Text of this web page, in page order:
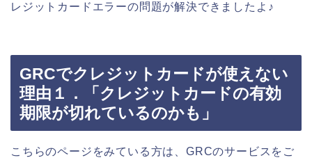
レジットカードエラーの問題が解決できましたよ♪
GRCでクレジットカードが使えない
理由１．「クレジットカードの有効
期限が切れているのかも」
こちらのページをみている方は、GRCのサービスをご